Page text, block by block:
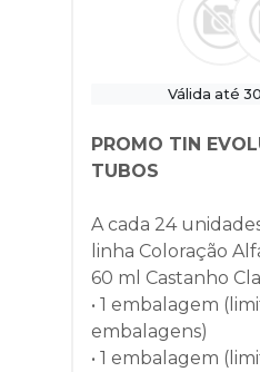
Válida até
PROMO TIN
TUBOS
A cada 24
linha Coloração
60 ml Castanho
• 1 embalagem
embalagens)
• 1 embalagem